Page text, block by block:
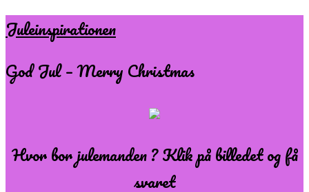
Skip
content
Juleinspirationen
God Jul – Merry Christmas
Hvor bor julemanden ? Klik på billedet og få
svaret